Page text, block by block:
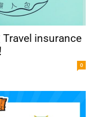
insurance
0